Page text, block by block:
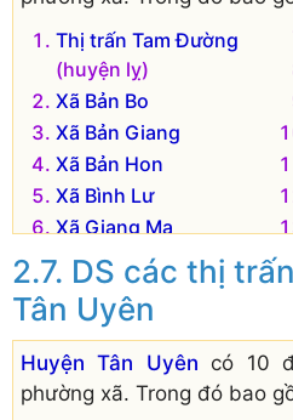
Thị trấn Tam Đường
(huyện lỵ)
Xã Bản Bo
Xã Bản Giang
Xã Bản Hon
Xã Bình Lư
Xã Giang Ma
DS các thị
Tân Uyên
Huyện Tân Uyên có 10
phường xã. Trong đó bao